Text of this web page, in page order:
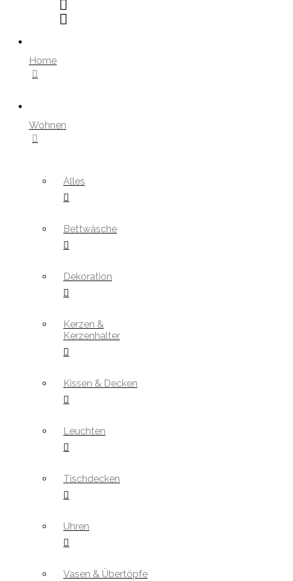
Home
Wohnen
Alles
Bettwäsche
Dekoration
Kerzen &
Kerzenhalter
Kissen & Decken
Leuchten
Tischdecken
Uhren
Vasen & Übertöpfe